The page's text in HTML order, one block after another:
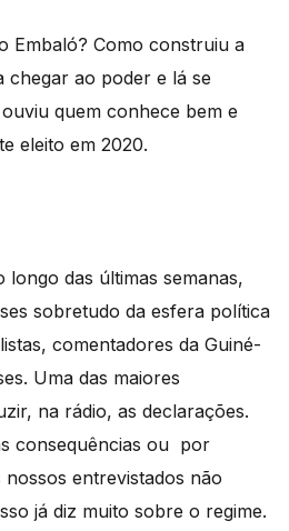
Embaló? Como construiu a
chegar ao poder e lá se
quem conhece bem e
eleito em 2020.
das últimas semanas,
sobretudo da esfera política
comentadores da Guiné-
Uma das maiores
na rádio, as declarações.
consequências ou por
entrevistados não
já diz muito sobre o regime.